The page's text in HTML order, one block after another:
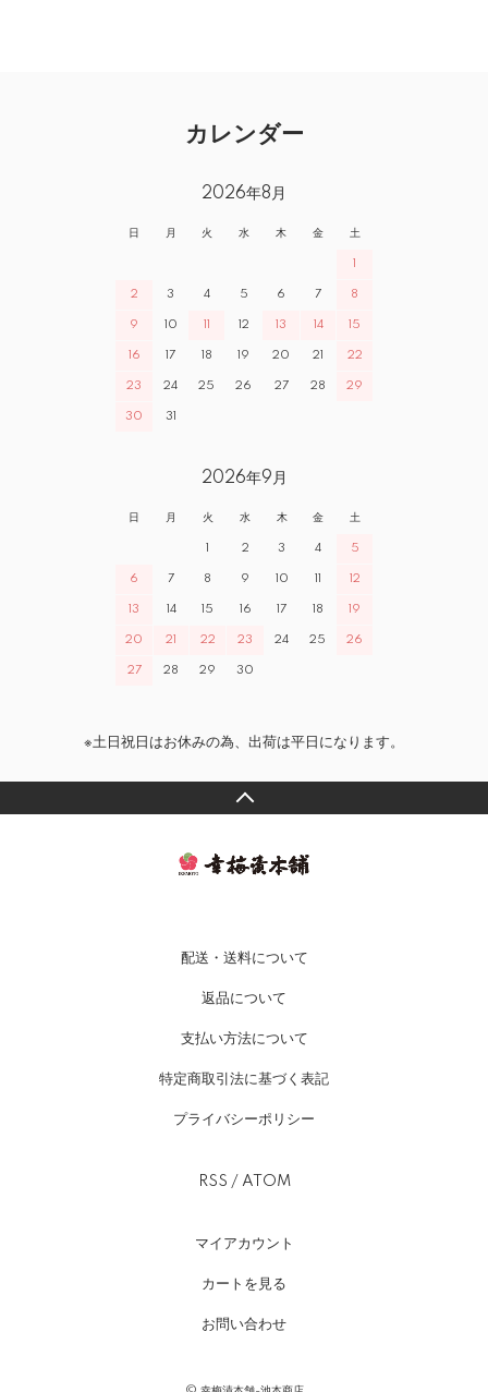
カレンダー
2026年8月
日 月 火 水 木 金 土
1
2 3 4 5 6 7 8
9 10 11 12 13 14 15
16 17 18 19 20 21 22
23 24 25 26 27 28 29
30 31
2026年9月
日 月 火 水 木 金 土
1 2 3 4 5
6 7 8 9 10 11 12
13 14 15 16 17 18 19
20 21 22 23 24 25 26
27 28 29 30
※土日祝日はお休みの為、出荷は平日になります。
配送・送料について
返品について
支払い方法について
特定商取引法に基づく表記
プライバシーポリシー
RSS / ATOM
マイアカウント
カートを見る
お問い合わせ